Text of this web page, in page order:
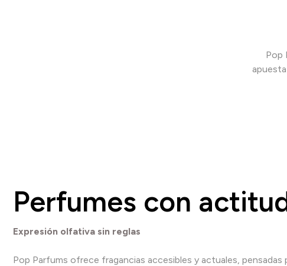
Pop
Perfumes con
Expresión olfativa sin reglas
Pop Parfums ofrece fragancias accesibles y actuales, pensadas